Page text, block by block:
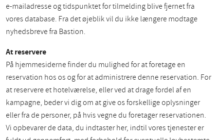
e-mailadresse og tidspunktet for tilmelding blive fjernet fra
vores database. Fra det øjeblik vil du ikke længere modtage
nyhedsbreve fra Bastion.
At reservere
På hjemmesiderne finder du mulighed for at foretage en
reservation hos os og for at administrere denne reservation. For
at reservere et hotelværelse, eller ved at drage fordel af en
kampagne, beder vi dig om at give os forskellige oplysninger
eller fra de personer, på hvis vegne du foretager reservationen.
Vi opbevarer de data, du indtaster her, indtil vores tjenester er